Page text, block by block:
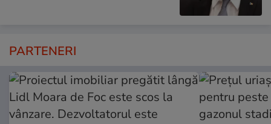
PARTENERI